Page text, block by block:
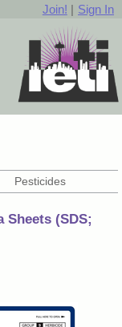
Join! | Sign In
Pesticides
Sheets (SDS;